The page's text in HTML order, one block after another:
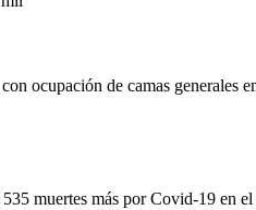
ocupación de camas generales
muertes más por Covid-19 en